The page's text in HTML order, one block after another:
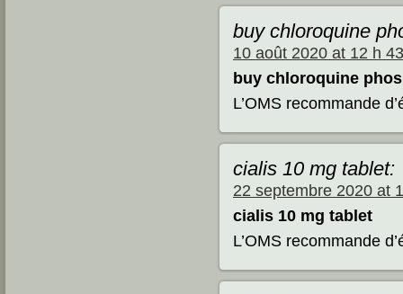
buy chloroquine
10 août 2020 at 12 h
buy chloroquine
L’OMS recommande
cialis 10 mg tablet:
22 septembre 2020 at
cialis 10 mg tablet
L’OMS recommande